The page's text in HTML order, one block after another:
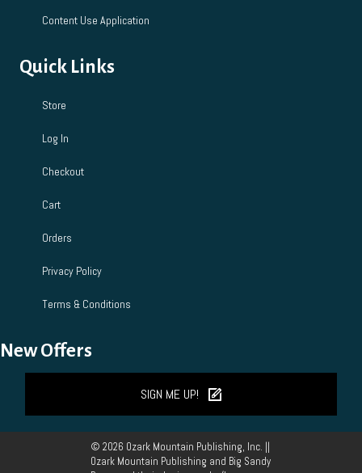
Content Use Application
Quick Links
Store
Log In
Checkout
Cart
Orders
Privacy Policy
Terms & Conditions
New Offers
SIGN ME UP!
© 2026 Ozark Mountain Publishing, Inc. ||
Ozark Mountain Publishing and Big Sandy